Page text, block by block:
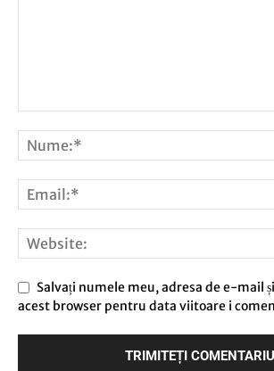
Salvați numele meu, adresa de e-mail
acest browser pentru data viitoare i